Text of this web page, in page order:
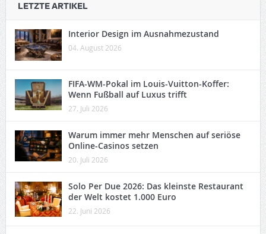
LETZTE ARTIKEL
Interior Design im Ausnahmezustand
04. August 2026
FIFA-WM-Pokal im Louis-Vuitton-Koffer:
Wenn Fußball auf Luxus trifft
27. Juli 2026
Warum immer mehr Menschen auf seriöse
Online-Casinos setzen
20. Juli 2026
Solo Per Due 2026: Das kleinste Restaurant
der Welt kostet 1.000 Euro
22. Juni 2026